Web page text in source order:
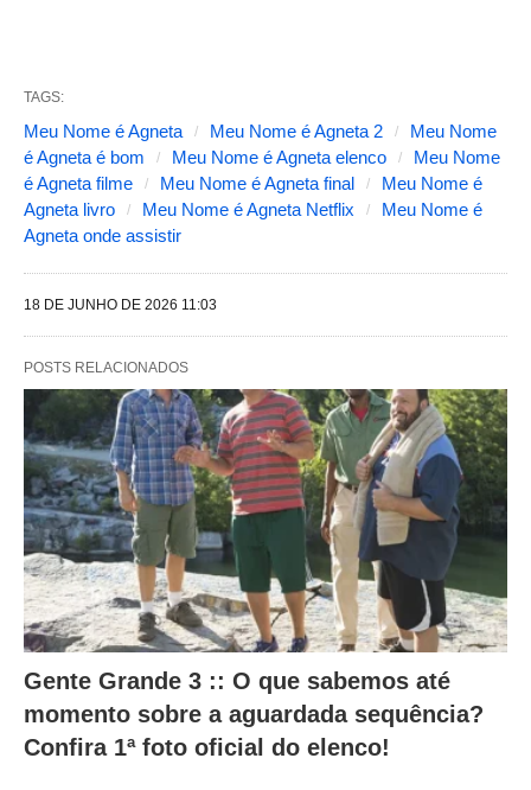
s
s
e
g
u
i
n
t
e
a
t
e
r
a
o
TAGS:
Meu Nome é Agneta Meu Nome é Agneta 2
Meu Nome
é Agneta é bom
Meu Nome é Agneta elenco
Meu Nome
é Agneta filme
Meu Nome é Agneta final
Meu Nome é
Agneta livro
Meu Nome é Agneta Netflix
Meu Nome é
Agneta onde assistir
18 DE JUNHO DE 2026 11:03
POSTS RELACIONADOS
Gente Grande 3 :: O que sabemos até
momento sobre a aguardada sequência?
Confira 1ª foto oficial do elenco!